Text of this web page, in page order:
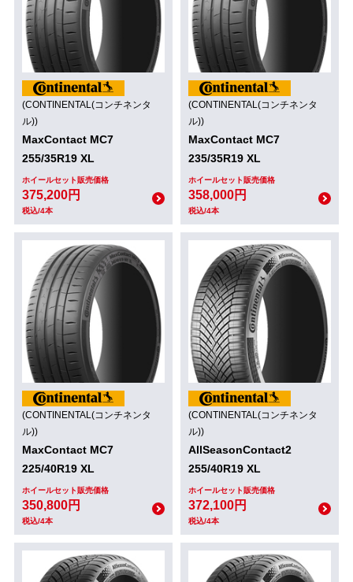
(CONTINENTAL(コンチネンタ
ル))
MaxContact MC7
255/35R19 XL
ホイールセット販売価格
375,200円
税込/4本
(CONTINENTAL(コンチネンタ
ル))
MaxContact MC7
235/35R19 XL
ホイールセット販売価格
358,000円
税込/4本
(CONTINENTAL(コンチネンタ
ル))
MaxContact MC7
225/40R19 XL
ホイールセット販売価格
350,800円
税込/4本
(CONTINENTAL(コンチネンタ
ル))
AllSeasonContact2
255/40R19 XL
ホイールセット販売価格
372,100円
税込/4本